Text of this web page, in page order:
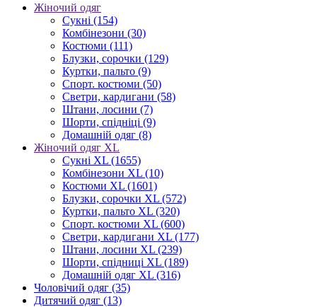
Жіночий одяг
Сукні (154)
Комбінезони (30)
Костюми (111)
Блузки, сорочки (129)
Куртки, пальто (9)
Спорт. костюми (50)
Светри, кардигани (58)
Штани, лосини (7)
Шорти, спідніці (9)
Домашній одяг (8)
Жіночий одяг XL
Cукні XL (1655)
Комбінезони XL (10)
Костюми XL (1601)
Блузки, сорочки XL (572)
Куртки, пальто XL (320)
Спорт. костюми XL (600)
Светри, кардигани XL (177)
Штани, лосини XL (239)
Шорти, спідниці XL (189)
Домашній одяг XL (316)
Чоловічий одяг (35)
Дитячий одяг (13)